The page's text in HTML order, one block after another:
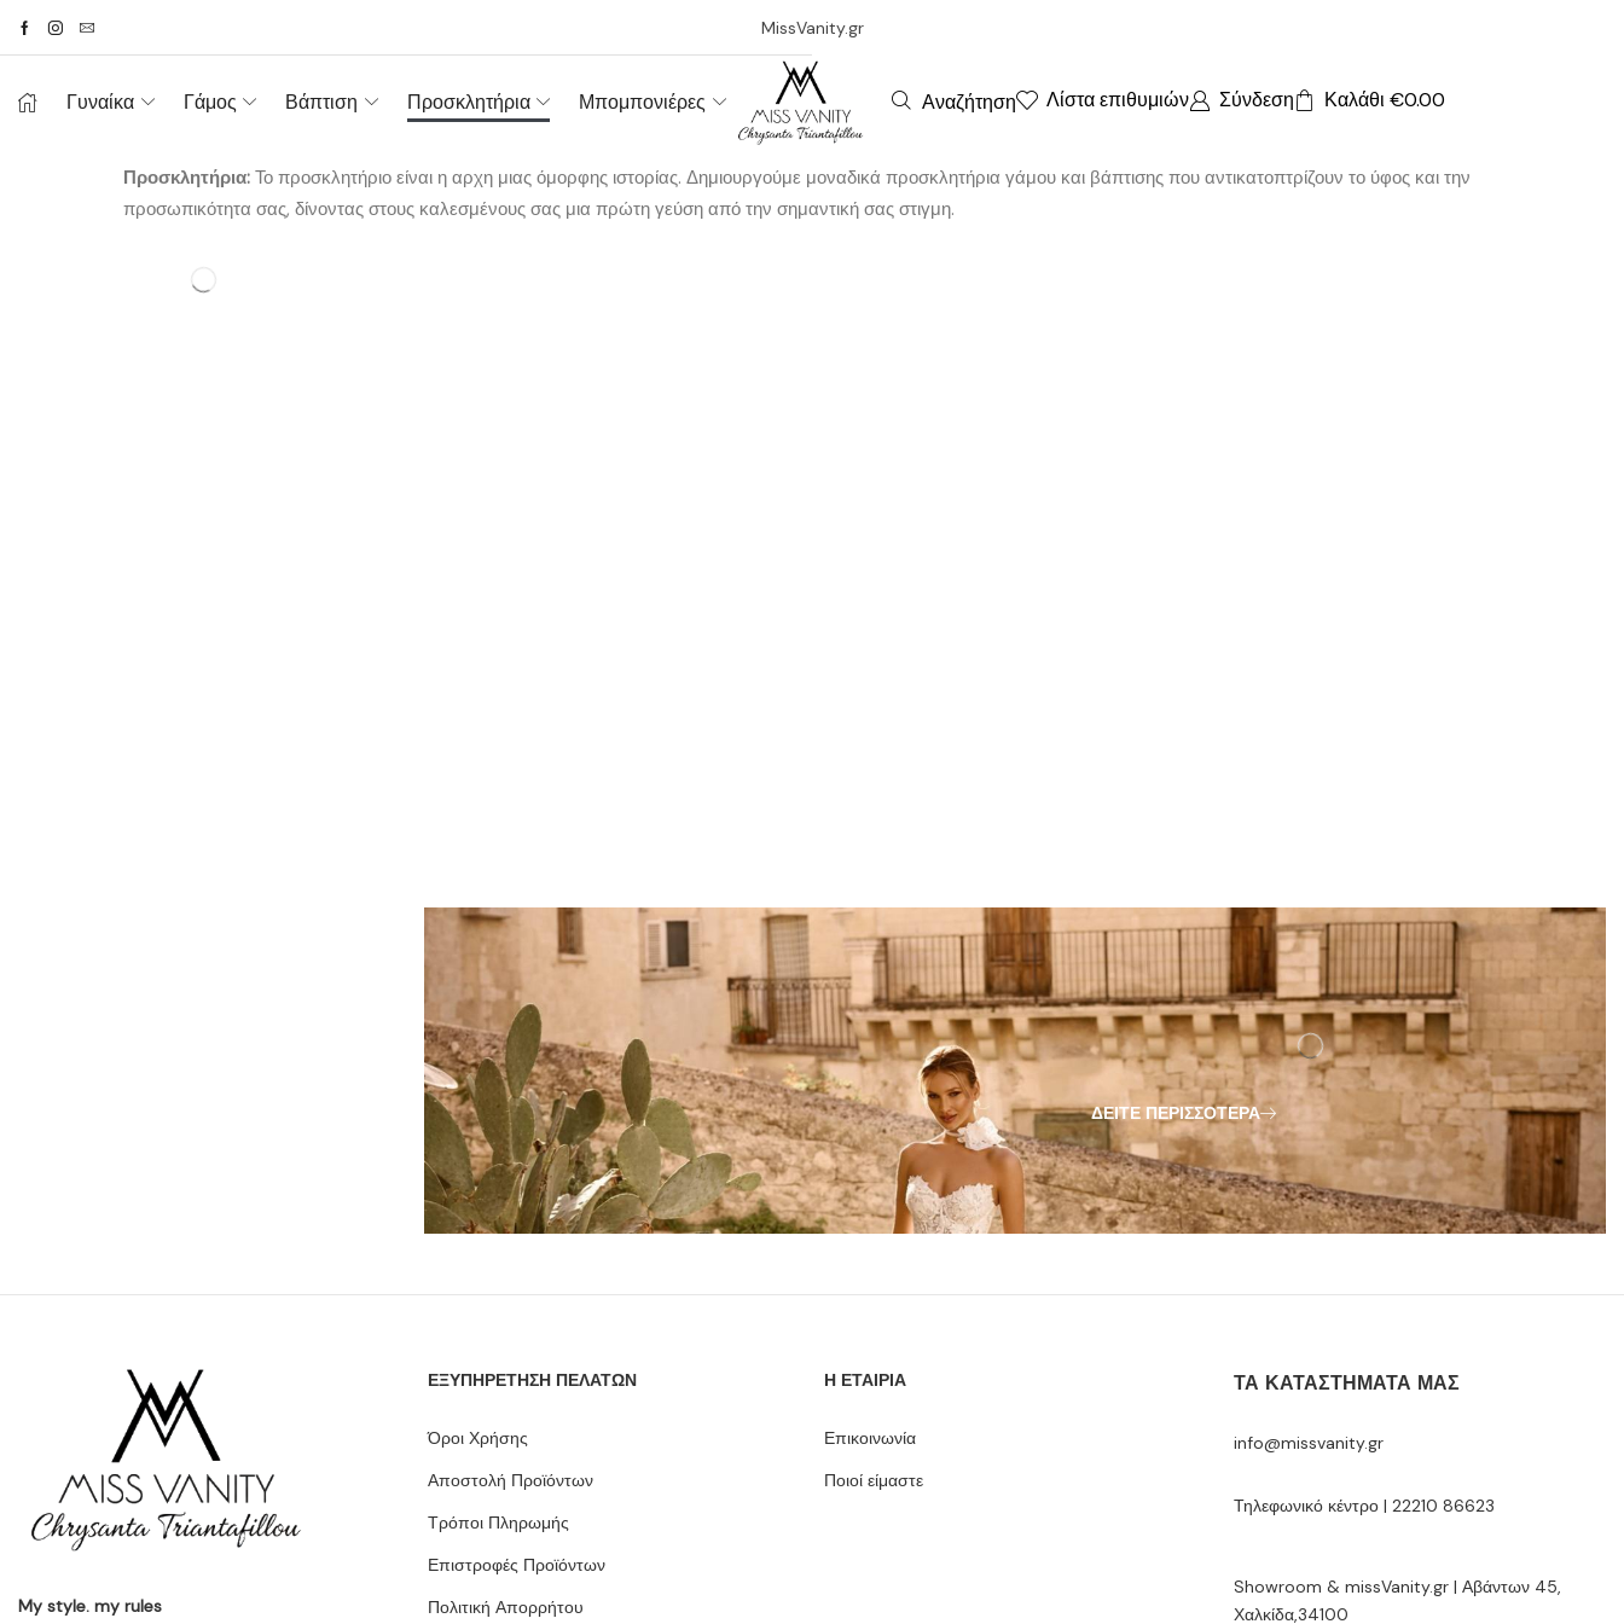
MissVanity.gr
Γυναίκα Γάμος Βάπτιση Προσκλητήρια Μπομπονιέρες Αναζήτηση Λίστα επιθυμιών Σύνδεση Καλάθι €0.00
Προσκλητήρια: Το προσκλητήριο είναι η αρχη μιας όμορφης ιστορίας. Δημιουργούμε μοναδικά προσκλητήρια γάμου και βάπτισης που αντικατοπτρίζουν το ύφος και την
προσωπικότητα σας, δίνοντας στους καλεσμένους σας μια πρώτη γεύση από την σημαντική σας στιγμη.
ΔΕΊΤΕ ΠΕΡΙΣΣΌΤΕΡΑ
My style. my rules
ΕΞΥΠΗΡΕΤΗΣΗ ΠΕΛΑΤΩΝ
Όροι Χρήσης
Αποστολή Προϊόντων
Τρόποι Πληρωμής
Επιστροφές Προϊόντων
Πολιτική Απορρήτου
Η ΕΤΑΙΡΙΑ
Επικοινωνία
Ποιοί είμαστε
ΤΑ ΚΑΤΑΣΤΉΜΑΤΆ ΜΑΣ
info@missvanity.gr
Τηλεφωνικό κέντρο | 22210 86623
Showroom & missVanity.gr | Αβάντων 45,
Χαλκίδα,34100